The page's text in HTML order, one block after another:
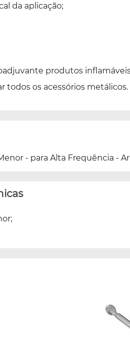
da aplicação;
produtos
todos os acessórios metálicos.
- para Alta Frequência -